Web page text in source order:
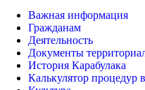
Важная информация
Гражданам
Деятельность
Документы
История Карабулака
Калькулятор процедур